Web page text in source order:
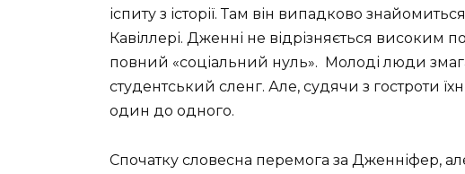
іспиту з історії. Там він випадково
Кавіллері. Дженні не відрізняється високим
повний «соціальний нуль». Молоді люди
студентський сленг. Але, судячи з гостроти
один до одного.
Спочатку словесна перемога за Дженніфер,